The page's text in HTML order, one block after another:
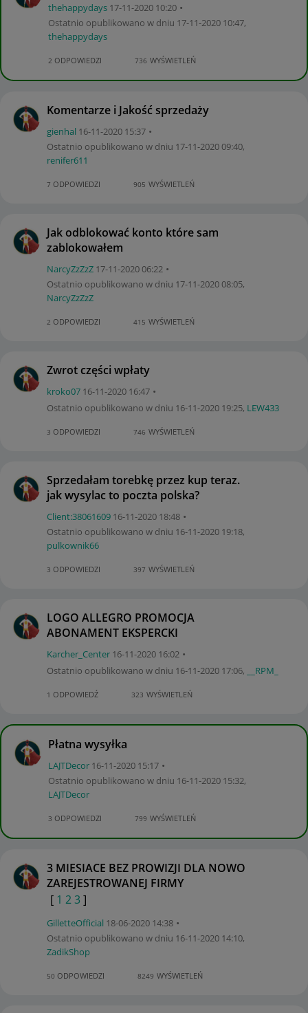
thehappydays ‎17-11-2020 10:20
Ostatnio opublikowano w dniu ‎17-11-2020 10:47,
thehappydays
2 ODPOWIEDZI 736 WYŚWIETLEŃ
Komentarze i Jakość sprzedaży
gienhal ‎16-11-2020 15:37
Ostatnio opublikowano w dniu ‎17-11-202009:40,
renifer611
7 ODPOWIEDZI 905 WYŚWIETLEŃ
Jak odblokować konto które sam
zablokowałem
NarcyZzZzZ ‎17-11-202006:22
Ostatnio opublikowano w dniu ‎17-11-202008:05,
NarcyZzZzZ
2 ODPOWIEDZI 415 WYŚWIETLEŃ
Zwrot części wpłaty
kroko07 ‎16-11-2020 16:47
Ostatnio opublikowano w dniu ‎16-11-2020 19:25, LEW433
3 ODPOWIEDZI 746 WYŚWIETLEŃ
Sprzedałam torebkę przez kup teraz.
jak wysylac to poczta polska?
Client:38061609 ‎16-11-2020 18:48
Ostatnio opublikowano w dniu ‎16-11-2020 19:18,
pulkownik66
3 ODPOWIEDZI 397 WYŚWIETLEŃ
LOGO ALLEGRO PROMOCJA
ABONAMENT EKSPERCKI
Karcher_Center ‎16-11-2020 16:02
Ostatnio opublikowano w dniu ‎16-11-2020 17:06, __RPM_
1 ODPOWIEDŹ 323 WYŚWIETLEŃ
Płatna wysyłka
LAJTDecor ‎16-11-2020 15:17
Ostatnio opublikowano w dniu ‎16-11-2020 15:32,
LAJTDecor
3 ODPOWIEDZI 799 WYŚWIETLEŃ
3 MIESIACE BEZ PROWIZJI DLA NOWO
ZAREJESTROWANEJ FIRMY
[ 1 23]
GilletteOfficial ‎18-06-2020 14:38
Ostatnio opublikowano w dniu ‎16-11-2020 14:10,
ZadikShop
50 ODPOWIEDZI 8249 WYŚWIETLEŃ